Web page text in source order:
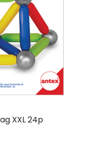
XXL 24p